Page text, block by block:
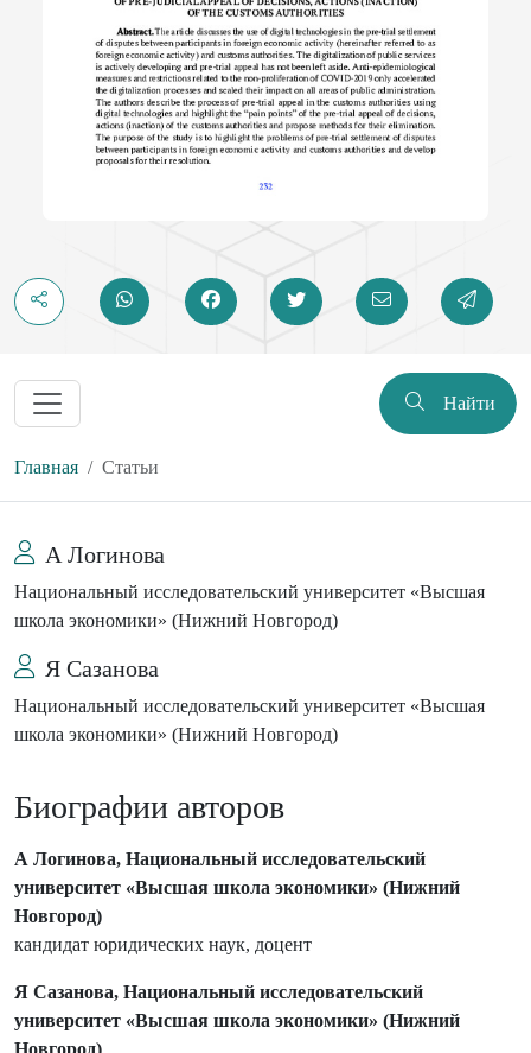
Найти
Главная Статьи
А Логинова
Национальный исследовательский университет «Высшая
школа экономики» (Нижний Новгород)
Я Сазанова
Национальный исследовательский университет «Высшая
школа экономики» (Нижний Новгород)
Биографии авторов
А Логинова, Национальный исследовательский
университет «Высшая школа экономики» (Нижний
Новгород)
кандидат юридических наук, доцент
Я Сазанова, Национальный исследовательский
университет «Высшая школа экономики» (Нижний
Новгород)